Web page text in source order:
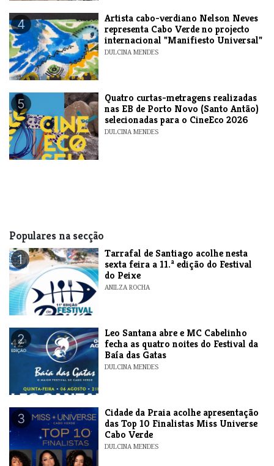
4
​Artista cabo-verdiano Nelson Neves
representa Cabo Verde no projecto
internacional "Manifiesto Universal"
DULCINA MENDES
5
​Quatro curtas-metragens realizadas
nas EB de Porto Novo (Santo Antão)
selecionadas para o CineEco 2026
DULCINA MENDES
Populares na secção
1
Tarrafal de Santiago acolhe nesta
sexta feira a 11.ª edição do Festival
do Peixe
ANILZA ROCHA
2
​Leo Santana abre e MC Cabelinho
fecha as quatro noites do Festival da
Baía das Gatas
DULCINA MENDES
3
​Cidade da Praia acolhe apresentação
das Top 10 Finalistas Miss Universe
Cabo Verde
DULCINA MENDES